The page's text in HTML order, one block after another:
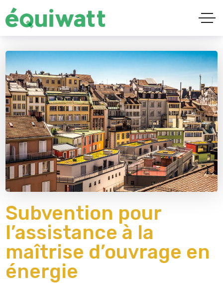
Subvention pour
l’assistance à la
maîtrise d’ouvrage en
énergie